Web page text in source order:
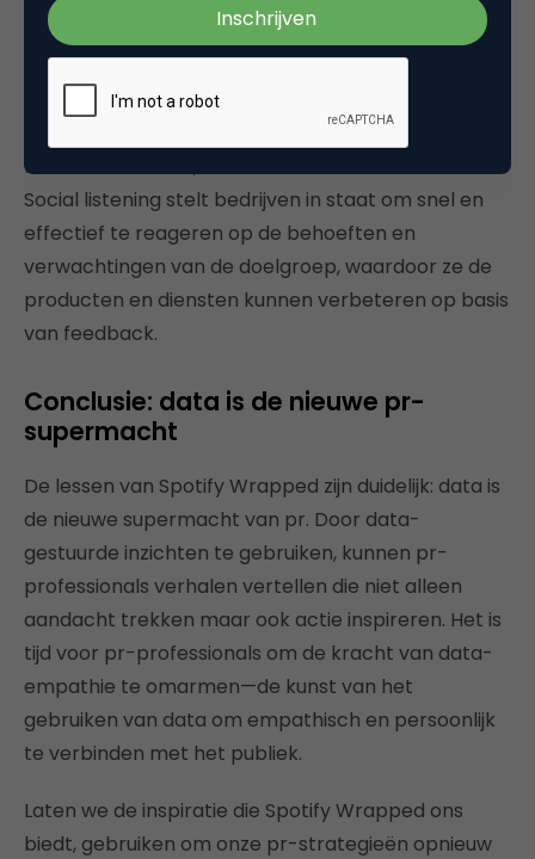
publicaties die jouw doelgroep doet kan je
feedback en problemen identificeren. Met de
feedback van de doelgroep kan je inzicht krijgen
over hoe jouw product/dienst zich verhoudt tot de
rest van de markt, en nieuwe trends identificeren.
Social listening stelt bedrijven in staat om snel en
effectief te reageren op de behoeften en
verwachtingen van de doelgroep, waardoor ze de
producten en diensten kunnen verbeteren op basis
van feedback.
Conclusie: data is de nieuwe pr-
supermacht
De lessen van Spotify Wrapped zijn duidelijk: data is
de nieuwe supermacht van pr. Door data-
gestuurde inzichten te gebruiken, kunnen pr-
professionals verhalen vertellen die niet alleen
aandacht trekken maar ook actie inspireren. Het is
tijd voor pr-professionals om de kracht van data-
empathie te omarmen—de kunst van het
gebruiken van data om empathisch en persoonlijk
te verbinden met het publiek.
Laten we de inspiratie die Spotify Wrapped ons
biedt, gebruiken om onze pr-strategieën opnieuw